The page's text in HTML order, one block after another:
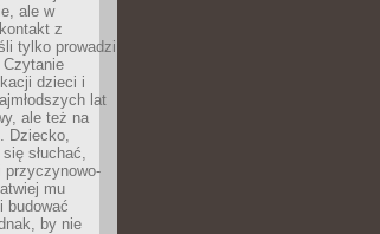
ale w
z
tylko prowadzi
Czytanie
dzieci i
lat
ale też na
Dziecko,
słuchać,
przyczynowo-
mu
budować
by nie